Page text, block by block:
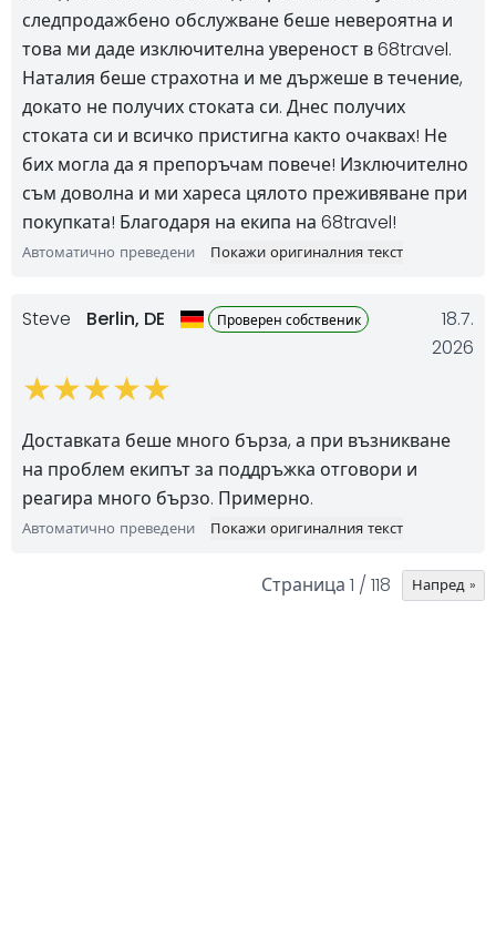
следпродажбено обслужване беше невероятна и
това ми даде изключителна увереност в 68travel.
Наталия беше страхотна и ме държеше в течение,
докато не получих стоката си. Днес получих
стоката си и всичко пристигна както очаквах! Не
бих могла да я препоръчам повече! Изключително
съм доволна и ми хареса цялото преживяване при
покупката! Благодаря на екипа на 68travel!
Автоматично преведени Покажи оригиналния текст
Steve Berlin, DE Проверен собственик
18.7.
2026
Доставката беше много бърза, а при възникване
на проблем екипът за поддръжка отговори и
реагира много бързо. Примерно.
Автоматично преведени Покажи оригиналния текст
Страница 1 / 118 Напред »